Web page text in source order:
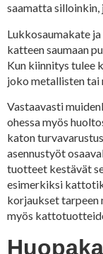
saamatta silloinkin,
Lukkosaumakate
katteen saumaan
Kun kiinnitys tulee
joko metallisten tai
Vastaavasti
ohessa myös
katon
asennustyöt
tuotteet kestävät
esimerkiksi
korjaukset tarpeen
myös